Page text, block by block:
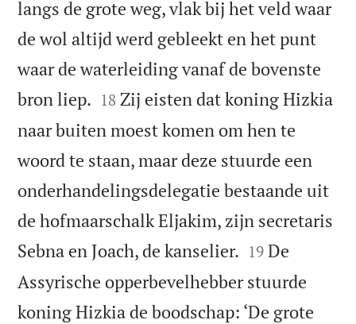
langs de grote weg, vlak bij het veld waar
de wol altijd werd gebleekt en het punt
waar de waterleiding vanaf de bovenste
bron liep. 

18 Zij eisten dat koning Hizkia
naar buiten moest komen om hen te
woord te staan, maar deze stuurde een
onderhandelingsdelegatie bestaande uit
de hofmaarschalk Eljakim, zijn secretaris
Sebna en Joach, de kanselier. 

19 De
Assyrische opperbevelhebber stuurde
koning Hizkia de boodschap: ‘De grote